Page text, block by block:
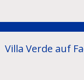
Villa Verde auf